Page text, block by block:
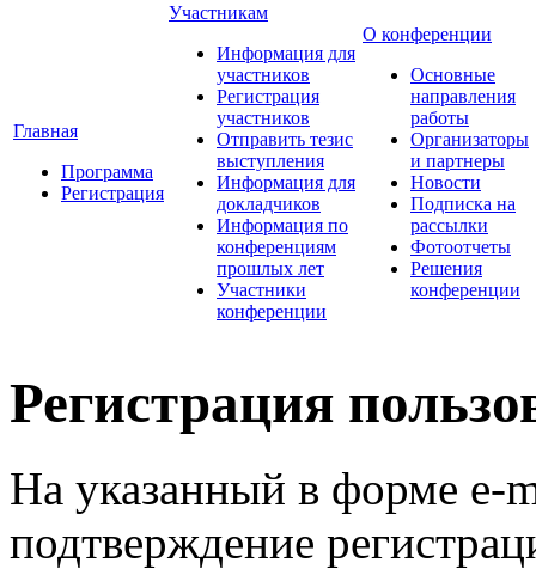
Главная
Программа
Регистрация
Участникам
Информация для
участников
Регистрация
участников
Отправить тезис
выступления
Информация для
докладчиков
Информация по
конференциям
прошлых лет
Участники
конференции
О конференции
Основные
направления
работы
Организаторы
и партнеры
Новости
Подписка на
рассылки
Фотоотчеты
Решения
конференции
Регистрация
На указанный в форме e-
подтверждение